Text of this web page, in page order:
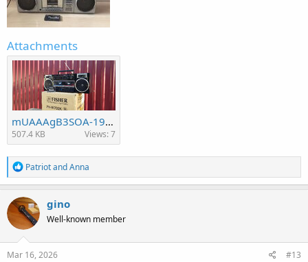
Attachments
mUAAAgB3SOA-1920.jpg
507.4 KB Views: 7
R
e
a
c
t
i
o
n
s
PatriotandAnna
gino
Well-known member
Mar 16, 2026 #13